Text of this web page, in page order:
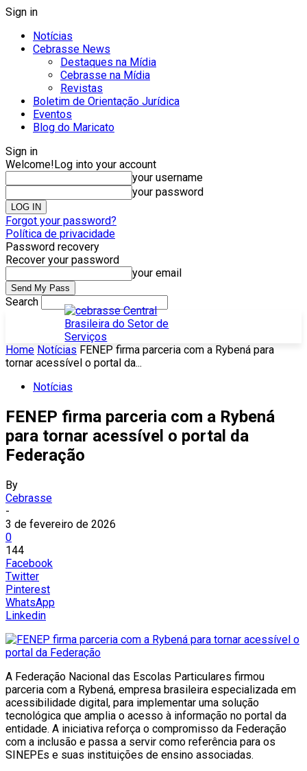
Sign in
Notícias
Cebrasse News
Destaques na Mídia
Cebrasse na Mídia
Revistas
Boletim de Orientação Jurídica
Eventos
Blog do Maricato
Sign in
Welcome!Log into your account
your username
your password
Forgot your password?
Política de privacidade
Password recovery
Recover your password
your email
Search
Home Notícias FENEP firma parceria com a Rybená para
tornar acessível o portal da...
Notícias
FENEP firma parceria com a Rybená
para tornar acessível o portal da
Federação
By
Cebrasse
-
3 de fevereiro de 2026
0
144
Facebook
Twitter
Pinterest
WhatsApp
Linkedin
A Federação Nacional das Escolas Particulares firmou
parceria com a Rybená, empresa brasileira especializada em
acessibilidade digital, para implementar uma solução
tecnológica que amplia o acesso à informação no portal da
entidade. A iniciativa reforça o compromisso da Federação
com a inclusão e passa a servir como referência para os
SINEPEs e suas instituições de ensino associadas.